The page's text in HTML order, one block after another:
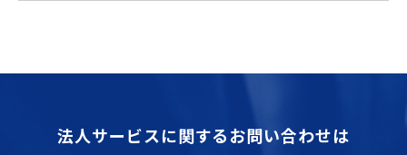
法人サービスに関するお問い合わせは